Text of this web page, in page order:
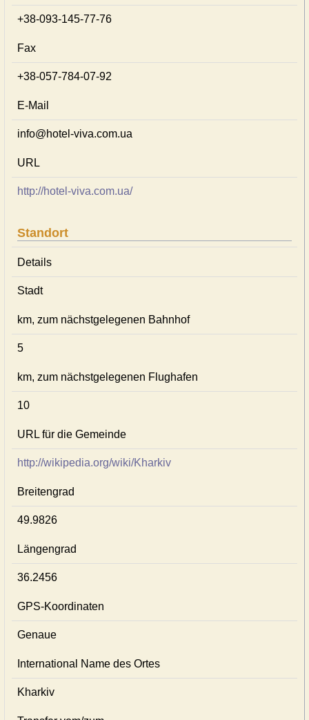
+38-093-145-77-76
Fax
+38-057-784-07-92
E-Mail
info@hotel-viva.com.ua
URL
http://hotel-viva.com.ua/
Standort
Details
Stadt
km, zum nächstgelegenen Bahnhof
5
km, zum nächstgelegenen Flughafen
10
URL für die Gemeinde
http://wikipedia.org/wiki/Kharkiv
Breitengrad
49.9826
Längengrad
36.2456
GPS-Koordinaten
Genaue
International Name des Ortes
Kharkiv